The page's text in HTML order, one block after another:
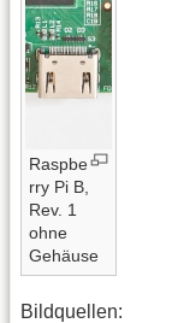
Raspbe
rry Pi B,
Rev. 1
ohne
Gehäuse
Bildquellen: